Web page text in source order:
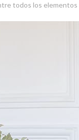
todos los